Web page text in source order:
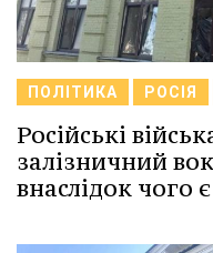
ПОЛІТИКА РОСІЯ
Російські
залізничний
внаслідок чого